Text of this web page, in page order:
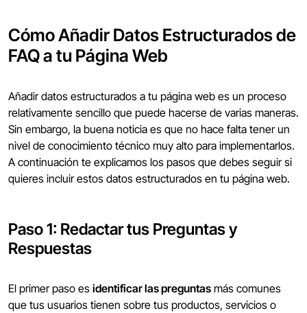
Cómo Añadir Datos Estructurados de
FAQ a tu Página Web
Añadir datos estructurados a tu página web es un proceso
relativamente sencillo que puede hacerse de varias maneras.
Sin embargo, la buena noticia es que no hace falta tener un
nivel de conocimiento técnico muy alto para implementarlos.
A continuación te explicamos los pasos que debes seguir si
quieres incluir estos datos estructurados en tu página web.
Paso 1: Redactar tus Preguntas y
Respuestas
El primer paso es identificar las preguntas más comunes
que tus usuarios tienen sobre tus productos, servicios o